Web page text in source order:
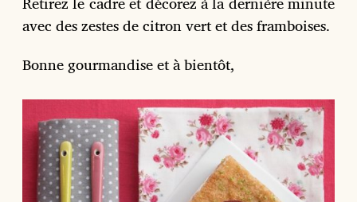
avec des zestes de citron vert et des framboises.
Bonne gourmandise et à bientôt,